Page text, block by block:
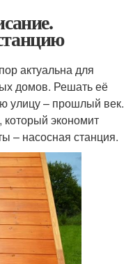
актуальна для
домов. Решать её
улицу – прошлый век.
экономит
– насосная станция.